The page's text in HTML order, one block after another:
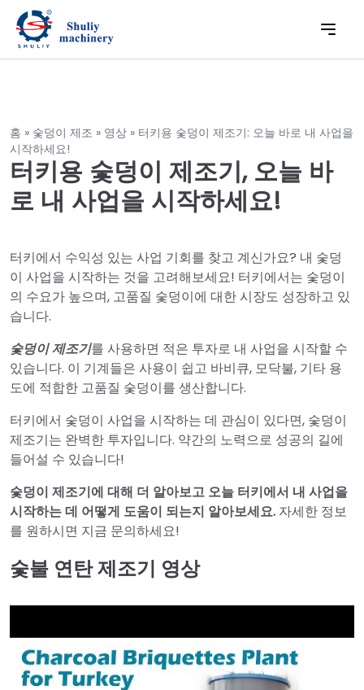
홈 » 숯덩이 제조 » 영상 » 터키용 숯덩이 제조기: 오늘 바로 내 사업을
시작하세요!
터키용 숯덩이 제조기, 오늘 바
로 내 사업을 시작하세요!
터키에서 수익성 있는 사업 기회를 찾고 계신가요? 내 숯덩
이 사업을 시작하는 것을 고려해보세요! 터키에서는 숯덩이
의 수요가 높으며, 고품질 숯덩이에 대한 시장도 성장하고 있
습니다.
숯덩이 제조기를 사용하면 적은 투자로 내 사업을 시작할 수
있습니다. 이 기계들은 사용이 쉽고 바비큐, 모닥불, 기타 용
도에 적합한 고품질 숯덩이를 생산합니다.
터키에서 숯덩이 사업을 시작하는 데 관심이 있다면, 숯덩이
제조기는 완벽한 투자입니다. 약간의 노력으로 성공의 길에
들어설 수 있습니다!
숯덩이 제조기에 대해 더 알아보고 오늘 터키에서 내 사업을
시작하는 데 어떻게 도움이 되는지 알아보세요. 자세한 정보
를 원하시면 지금 문의하세요!
숯불 연탄 제조기 영상